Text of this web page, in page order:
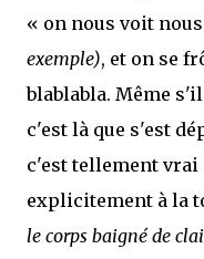
« on nous voit
exemple), et on se
blablabla. Même
c'est là que s'est
c'est tellement vrai
explicitement à la
le corps baigné de